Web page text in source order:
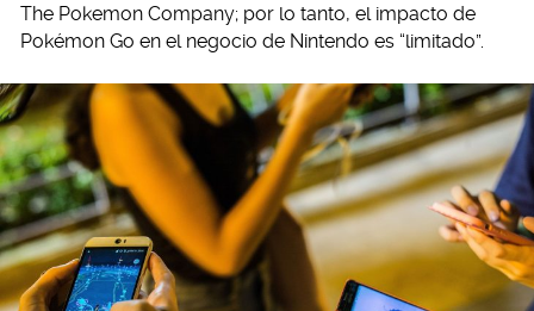
The Pokemon Company; por lo tanto, el impacto de
Pokémon Go en el negocio de Nintendo es “limitado”.